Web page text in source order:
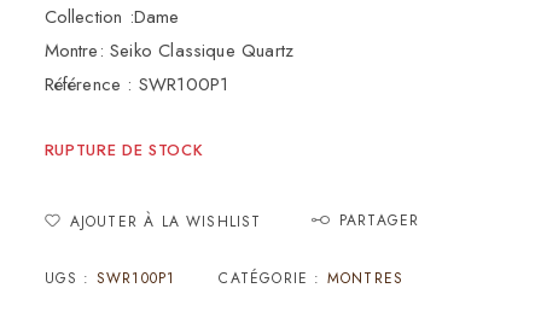
Collection :Dame
Montre: Seiko Classique Quartz
Référence : SWR100P1
RUPTURE DE STOCK
AJOUTER À LA WISHLIST PARTAGER
UGS : SWR100P1 CATÉGORIE : MONTRES